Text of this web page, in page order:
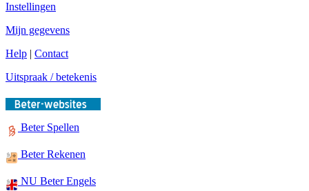
Instellingen
Mijn gegevens
Help | Contact
Uitspraak / betekenis
Beter Spellen
Beter Rekenen
NU Beter Engels